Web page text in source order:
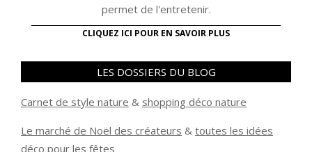
permet de l'entretenir.
CLIQUEZ ICI POUR EN SAVOIR PLUS
LES DOSSIERS DU BLOG
Carnet de style nature & shopping déco nature
Le marché de Noël des créateurs & toutes les idées
déco pour les fêtes